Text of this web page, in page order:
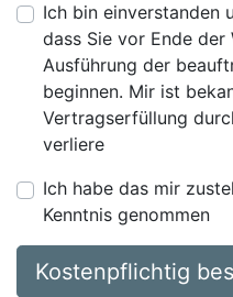
Ich bin einverstanden
dass Sie vor Ende
Ausführung der
beginnen. Mir ist
Vertragserfüllung
verliere
Ich habe das mir
Kenntnis genommen
Kostenpflichtig